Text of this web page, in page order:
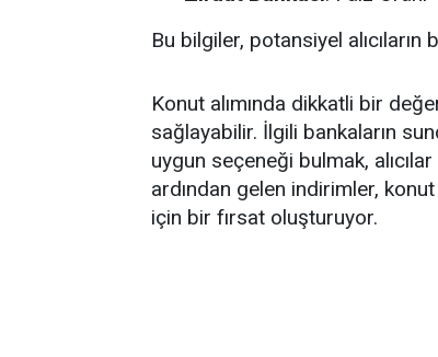
Bu bilgiler, potansiyel
Konut alımında dikkatli bir
sağlayabilir. İlgili bankaların
uygun seçeneği bulmak,
ardından gelen indirimler,
için bir fırsat oluşturuyor.